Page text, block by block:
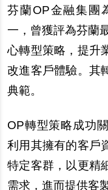
芬蘭OP金融集團
一，曾獲評為芬蘭
心轉型策略，提升
改進客戶體驗。其
典範。
OP轉型策略成功
利用其擁有的客戶
特定客群，以更精
需求，進而提供客